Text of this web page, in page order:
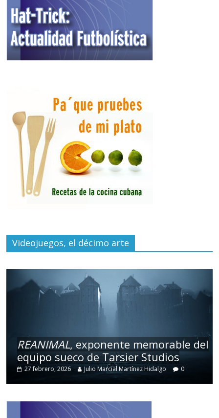
Videojuegos, el décimo arte
REANIMAL, exponente memorable del
equipo sueco de Tarsier Studios
27 febrero, 2026 Julio Marcial Martínez Hidalgo 0